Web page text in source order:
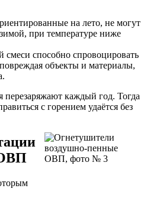
на лето, не могут
при температуре ниже
смеси способно спровоцировать
объекты и материалы,
перезаряжают каждый год. Тогда
с горением удаётся без